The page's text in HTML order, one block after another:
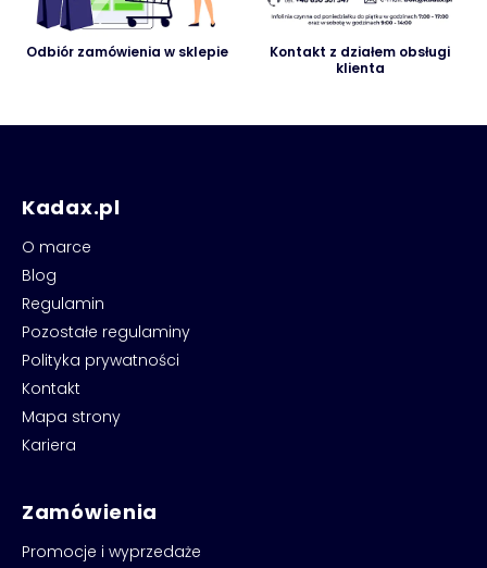
Odbiór zamówienia w sklepie
Kontakt z działem obsługi
klienta
Kadax.pl
O marce
Blog
Regulamin
Pozostałe regulaminy
Polityka prywatności
Kontakt
Mapa strony
Kariera
Zamówienia
Promocje i wyprzedaże